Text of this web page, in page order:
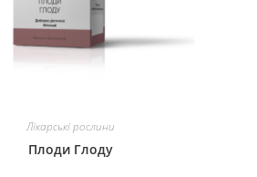
Лікарські рослини
Плоди Глоду